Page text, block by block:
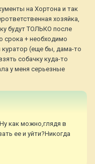
на Хортона и так
хозяйка,
будут ТОЛЬКО после
срока + необходимо
(еще бы, дама-то
собачку куда-то
у меня серьезные
как можно,глядя в
ее и уйти?Никогда